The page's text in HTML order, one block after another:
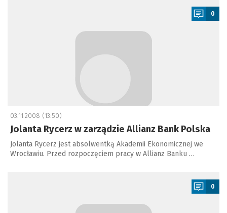
0
03.11.2008 (13:50)
Jolanta Rycerz w zarządzie Allianz Bank Polska
Jolanta Rycerz jest absolwentką Akademii Ekonomicznej we
Wrocławiu. Przed rozpoczęciem pracy w Allianz Banku …
0